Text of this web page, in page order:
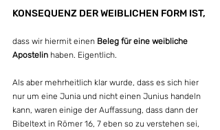
KONSEQUENZ DER WEIBLICHEN FORM IST,
dass wir hiermit einen Beleg für eine weibliche
Apostelin haben. Eigentlich.
Als aber mehrheitlich klar wurde, dass es sich hier
nur um eine Junia und nicht einen Junius handeln
kann, waren einige der Auffassung, dass dann der
Bibeltext in Römer 16, 7 eben so zu verstehen sei,